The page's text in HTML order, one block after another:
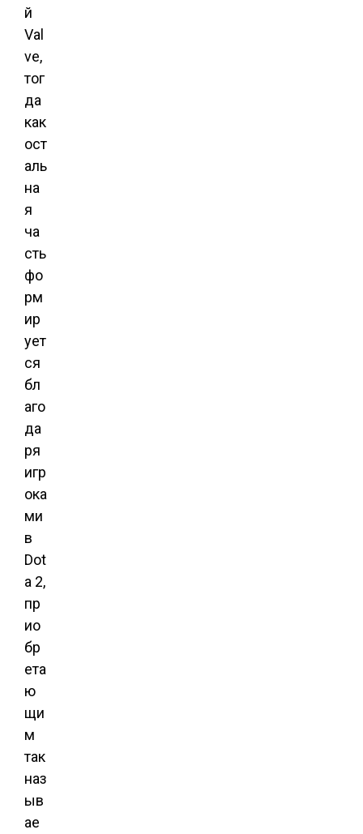
й
Val
ve,
тог
да
как
ост
аль
на
я
ча
сть
фо
рм
ир
ует
ся
бл
аго
да
ря
игр
ока
ми
в
Dot
a 2,
пр
ио
бр
ета
ю
щи
м
так
наз
ыв
ае